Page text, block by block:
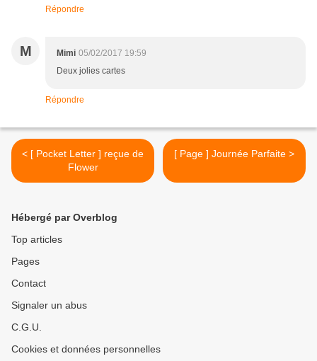
Répondre
M Mimi 05/02/2017 19:59
Deux jolies cartes
Répondre
< [ Pocket Letter ] reçue de
Flower
[ Page ] Journée Parfaite >
Hébergé par Overblog
Top articles
Pages
Contact
Signaler un abus
C.G.U.
Cookies et données personnelles